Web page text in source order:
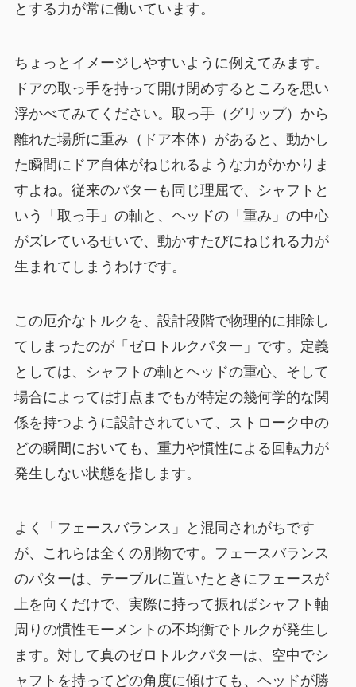
とする力が常に働いています。
ちょっとイメージしやすいように例えてみます。
ドアの取っ手を持って開け閉めするところを思い
浮かべてみてください。取っ手（グリップ）から
離れた場所に重み（ドア本体）があると、動かし
た瞬間にドア自体がねじれるような力がかかりま
すよね。従来のパターも同じ理屈で、シャフトと
いう「取っ手」の軸と、ヘッドの「重み」の中心
がズレているせいで、動かすたびにねじれる力が
生まれてしまうわけです。
この厄介なトルクを、設計段階で物理的に排除し
てしまったのが「ゼロトルクパター」です。定義
としては、シャフトの軸とヘッドの重心、そして
場合によっては打点までもが特定の幾何学的な関
係を持つように設計されていて、ストローク中の
どの瞬間においても、重力や慣性による回転力が
発生しない状態を指します。
よく「フェースバランス」と混同されがちです
が、これらは全くの別物です。フェースバランス
のパターは、テーブルに置いたときにフェースが
上を向くだけで、実際に持って振ればシャフト軸
周りの慣性モーメントの不均衡でトルクが発生し
ます。対して真のゼロトルクパターは、空中でシ
ャフトを持ってどの角度に傾けても、ヘッドが勝